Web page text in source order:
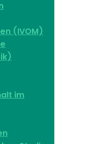
(IVOM)
im